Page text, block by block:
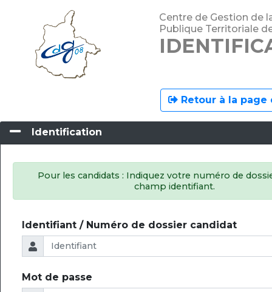
Centre de Gestion de
Publique Territoriale
Retour à la page
Identification
Pour les candidats : Indiquez votre numéro de
champ identifiant.
Identifiant / Numéro de dossier candidat
Mot de passe